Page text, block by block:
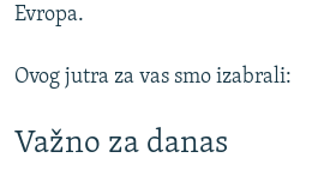
Evropa.
Ovog jutra za vas smo izabrali:
Važno za danas